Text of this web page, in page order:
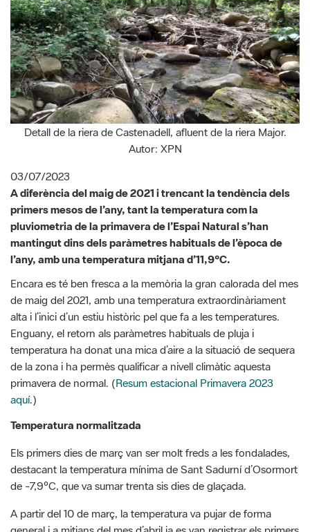
Detall de la riera de Castenadell, afluent de la riera Major.
Autor: XPN
03/07/2023
A diferència del maig de 2021 i trencant la tendència dels
pluviometria de la primavera de l’Espai Natural s’han
mantingut dins dels paràmetres habituals de l’època de
l’any, amb una temperatura mitjana d’11,9ºC.
Encara es té ben fresca a la memòria la gran calorada del mes
de maig del 2021, amb una temperatura extraordinàriament
alta i l’inici d’un estiu històric pel que fa a les temperatures.
Enguany, el retorn als paràmetres habituals de pluja i
temperatura ha donat una mica d’aire a la situació de sequera
de la zona i ha permès qualificar a nivell climàtic aquesta
primavera de normal. (Resum estacional Primavera 2023
aquí.)
Temperatura normalitzada
Els primers dies de març van ser molt freds a les fondalades,
destacant la temperatura mínima de Sant Sadurní d’Osormort
de -7,9ºC, que va sumar trenta sis dies de glaçada.
A partir del 10 de març, la temperatura va pujar de forma
general i a mitjans del mes d’abril ja es van registrar els primers
valors estivals per sobre dels 25ºC.
Enguany, no s’han superat cap dia els 30ºC durant la